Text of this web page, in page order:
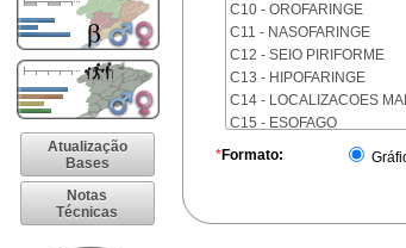
Atualização
Bases
Notas
Técnicas
C10 - OROFARINGE
C11 - NASOFARINGE
C12 - SEIO PIRIFORME
C13 - HIPOFARINGE
C14 - LOCALIZACOES
C15 - ESOFAGO
*Formato: